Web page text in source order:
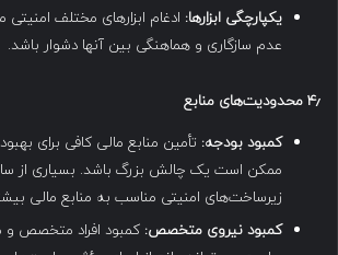
یکپارچگی ابزارها: ادغام ابزارهای مختلف
عدم سازگاری و هماهنگی بین آنها دشوار باشد.
۴٫ محدودیت‌های منابع
کمبود بودجه: تأمین منابع مالی کافی برای
ممکن است یک چالش بزرگ باشد. بسیاری از
زیرساخت‌های امنیتی مناسب به منابع مالی
کمبود نیروی متخصص: کمبود افراد متخصص و